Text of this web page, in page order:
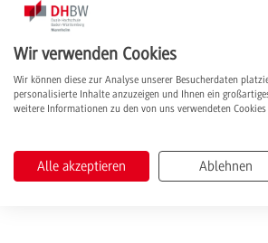
Wir verwenden Cookies
Wir können diese zur Analyse unserer Besucherdaten
personalisierte Inhalte anzuzeigen und Ihnen ein
weitere Informationen zu den von uns verwendeten
Alle akzeptieren Ablehnen